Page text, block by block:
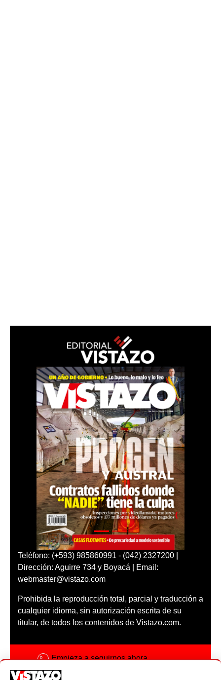
Teléfono: (+593) 985860991 - (042) 2327200 |
Dirección: Aguirre 734 y Boyacá | Email:
webmaster@vistazo.com
Prohibida la reproducción total, parcial y traducción a
cualquier idioma, sin autorización escrita de su
titular, de todos los contenidos de Vistazo.com.
Empieza a seguirnos ahora